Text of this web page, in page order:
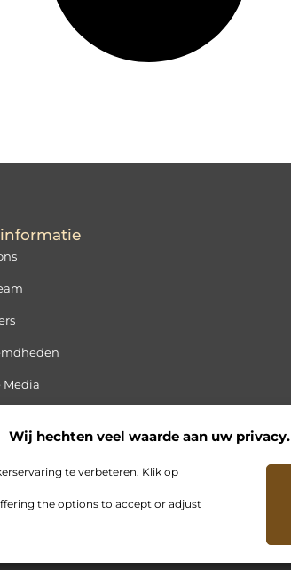
Wij hechten veel waarde aan uw privacy.
te verbeteren. Klik op
the options to accept or adjust
Media